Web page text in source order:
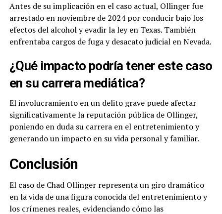
Antes de su implicación en el caso actual, Ollinger fue
arrestado en noviembre de 2024 por conducir bajo los
efectos del alcohol y evadir la ley en Texas. También
enfrentaba cargos de fuga y desacato judicial en Nevada.
¿Qué impacto podría tener este caso
en su carrera mediática?
El involucramiento en un delito grave puede afectar
significativamente la reputación pública de Ollinger,
poniendo en duda su carrera en el entretenimiento y
generando un impacto en su vida personal y familiar.
Conclusión
El caso de Chad Ollinger representa un giro dramático
en la vida de una figura conocida del entretenimiento y
los crímenes reales, evidenciando cómo las